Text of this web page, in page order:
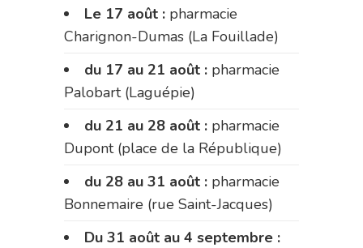
Le 17 août : pharmacie
Charignon-Dumas (La Fouillade)
du 17 au 21 août : pharmacie
Palobart (Laguépie)
du 21 au 28 août : pharmacie
Dupont (place de la République)
du 28 au 31 août : pharmacie
Bonnemaire (rue Saint-Jacques)
Du 31 août au 4 septembre :